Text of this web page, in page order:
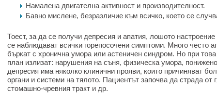
Намалена двигателна активност и производителност.
Бавно мислене, безразличие към всичко, което се
Тоест, за да се получи депресия и апатия, лошото
се наблюдават всички горепосочени симптоми. Много често
бъркат с хронична умора или астеничен синдром. Но при
план излизат: нарушения на съня, физическа умора,
депресия има няколко клинични прояви, които причиняват
органи и системи на тялото. Пациентът започва да страда
стомашно-чревния тракт и др.